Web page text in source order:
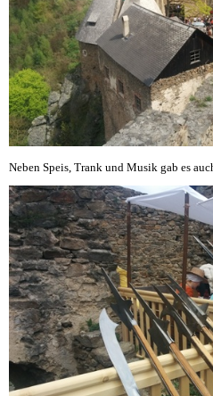
Neben Speis, Trank und Musik gab es